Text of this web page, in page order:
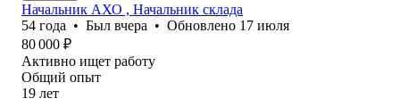
Начальник АХО , Начальник склада
54 года • Был вчера • Обновлено 17 июля
80 000 ₽
Активно ищет работу
Общий опыт
19 лет